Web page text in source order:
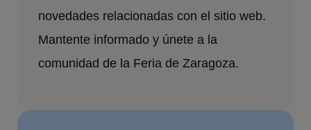
novedades relacionadas con el sitio web.
Mantente informado y únete a la
comunidad de la Feria de Zaragoza.